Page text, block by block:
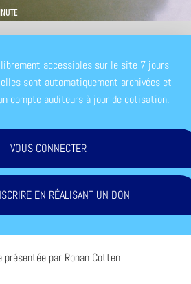
accessibles sur le site 7 jours
sont automatiquement archivées et
compte auditeurs à jour de cotisation.
VOUS CONNECTER
EN RÉALISANT UN DON
par Ronan Cotten